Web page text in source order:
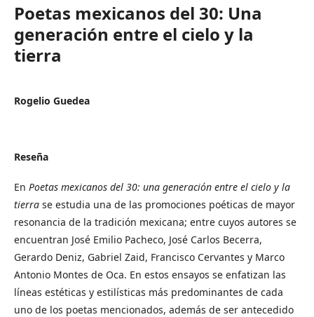
Poetas mexicanos del 30: Una
generación entre el cielo y la
tierra
Rogelio Guedea
Reseña
En Poetas mexicanos del 30: una generación entre el cielo y la
tierra se estudia una de las promociones poéticas de mayor
resonancia de la tradición mexicana; entre cuyos autores se
encuentran José Emilio Pacheco, José Carlos Becerra,
Gerardo Deniz, Gabriel Zaid, Francisco Cervantes y Marco
Antonio Montes de Oca. En estos ensayos se enfatizan las
líneas estéticas y estilísticas más predominantes de cada
uno de los poetas mencionados, además de ser antecedido